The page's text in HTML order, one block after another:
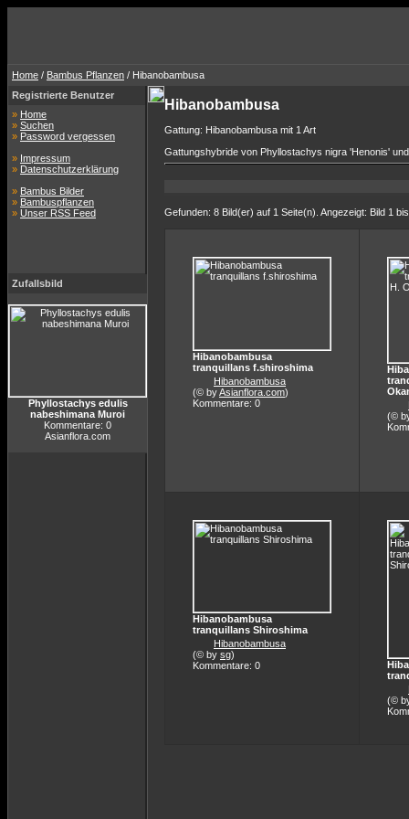
Home / Bambus Pflanzen / Hibanobambusa
Registrierte Benutzer
» Home
» Suchen
» Password vergessen
» Impressum
» Datenschutzerklärung
» Bambus Bilder
» Bambuspflanzen
» Unser RSS Feed
Zufallsbild
Phyllostachys edulis
nabeshimana Muroi
Kommentare: 0
Asianflora.com
Hibanobambusa
Gattung: Hibanobambusa mit 1 Art
Gattungshybride von Phyllostachys nigra 'Henonis'
Gefunden: 8 Bild(er) auf 1 Seite(n). Angezeigt: Bild 1
Hibanobambusa
tranquillans f.shiroshima
Hibanobambusa
(© byAsianflora.com)
Kommentare: 0
(©
Hibanobambusa
tranquillans Shiroshima
Hibanobambusa
(© by sg)
Kommentare: 0
(©